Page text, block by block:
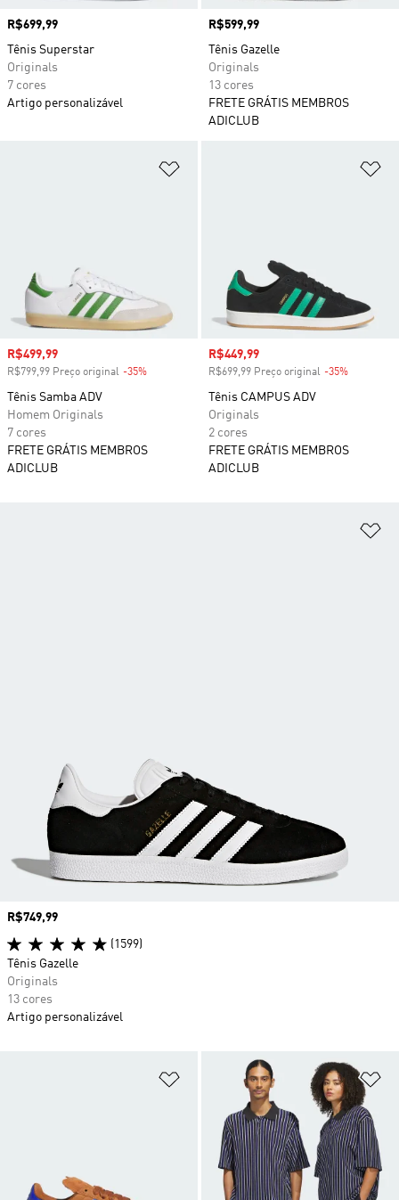
Preço
R$699,99
Tênis Superstar
Originals
7 cores
Artigo personalizável
Preço
R$599,99
Tênis Gazelle
Originals
13 cores
FRETE GRÁTIS MEMBROS
ADICLUB
Preço com desconto
R$499,99
R$799,99 Preço original -35%
Tênis Samba ADV
Homem Originals
7 cores
FRETE GRÁTIS MEMBROS
ADICLUB
Preço com desconto
R$449,99
R$699,99 Preço original -35%
Tênis CAMPUS ADV
Originals
2 cores
FRETE GRÁTIS MEMBROS
ADICLUB
Adicionar à Lista de Desejos
Preço
R$749,99
(1599)
Tênis Gazelle
Originals
13 cores
Artigo personalizável